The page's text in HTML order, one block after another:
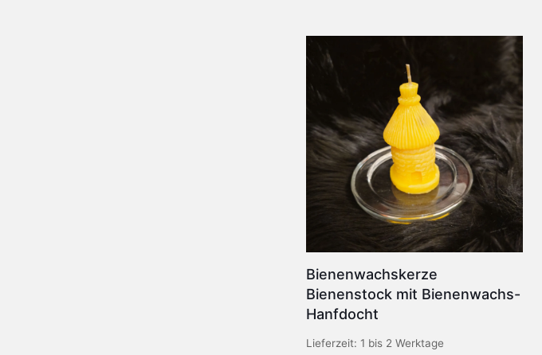
Bienenwachskerze
Bienenstock mit Bienenwachs-
Hanfdocht
Lieferzeit: 1 bis 2 Werktage